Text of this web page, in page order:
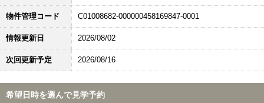
物件管理コード C01008682-000000458169847-0001
情報更新日 2026/08/02
次回更新予定 2026/08/16
希望日時を選んで見学予約